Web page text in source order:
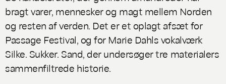
bragt varer, mennesker og magt mellem Norden
og resten af verden. Det er et oplagt afsæt for
Passage Festival, og for Marie Dahls vokalværk
Silke. Sukker. Sand, der undersøger tre materialers
sammenfiltrede historie.